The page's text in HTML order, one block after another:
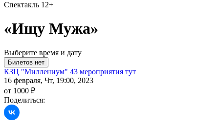
Спектакль 12+
«Ищу Мужа»
Выберите время и дату
КЗЦ "Миллениум" 43 мероприятия тут
16 февраля, Чт, 19:00, 2023
от 1000 ₽
Поделиться: